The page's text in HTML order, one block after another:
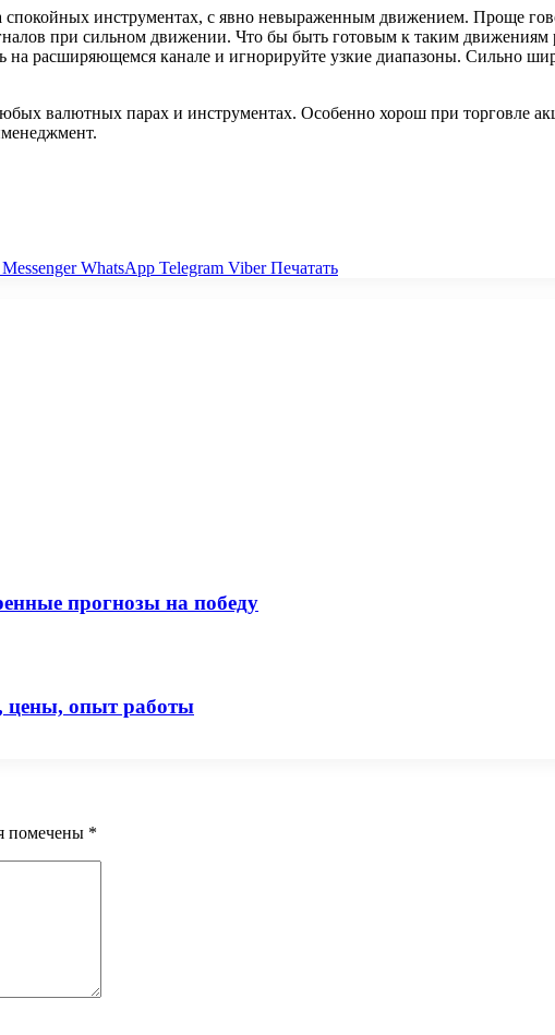
инструментах, с явно невыраженным движением. Проще
при сильном движении. Что бы быть готовым к таким движениям
на расширяющемся канале и игнорируйте узкие диапазоны. Сильно
валютных парах и инструментах. Особенно хорош при торговле
Messenger WhatsApp Telegram Viber Печатать
прогнозы на победу
цены, опыт работы
помечены *